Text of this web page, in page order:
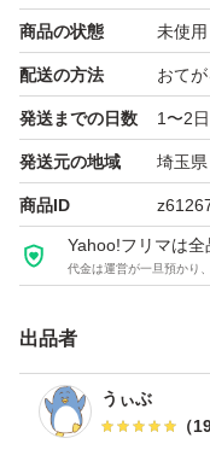
インストールから認
まとめ買いにも対応
コメントいただけれ
商品の状態 未使用
配送の方法 おて
発送までの日数 1〜2
発送元の地域 埼玉県
商品ID
Yahoo!フリマは
代金は運営が一旦預かり
出品者
うぃぶ
（